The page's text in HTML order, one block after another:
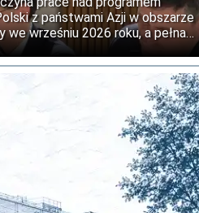
z państwami Azji w obszarze
wrześniu 2026 roku, a pełna